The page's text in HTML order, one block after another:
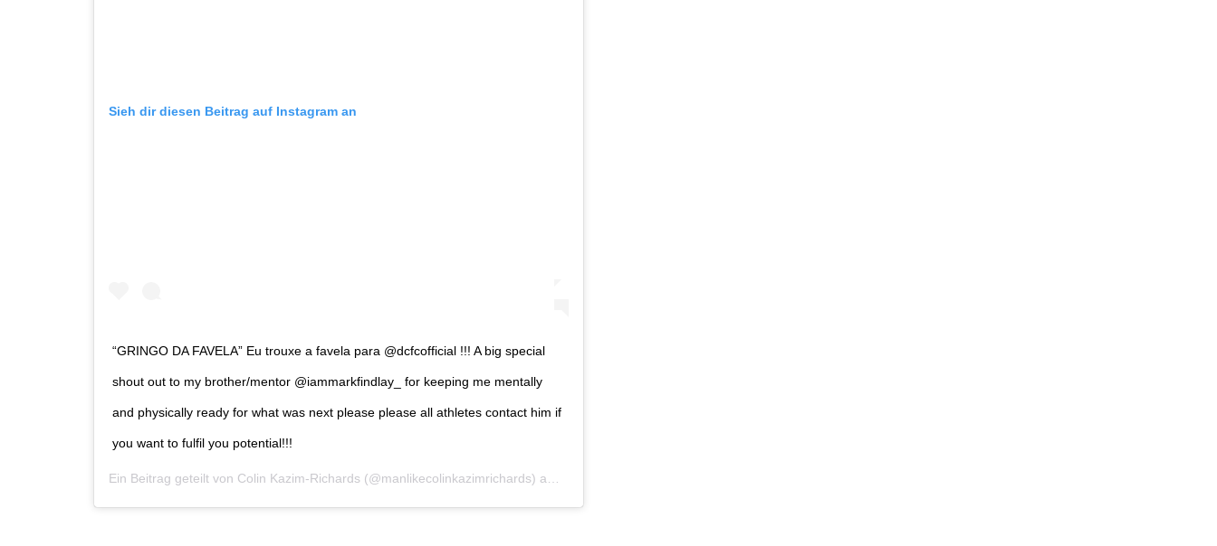
Sieh dir diesen Beitrag auf Instagram an
“GRINGO DA FAVELA” Eu trouxe a favela para @dcfcofficial !!! A big special
shout out to my brother/mentor @iammarkfindlay_ for keeping me mentally
and physically ready for what was next please please all athletes contact him if
you want to fulfil you potential!!!
Ein Beitrag geteilt von Colin Kazim-Richards (@manlikecolinkazimrichards) am